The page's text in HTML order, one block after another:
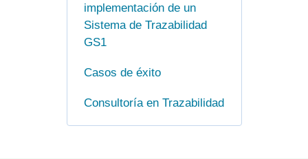
implementación de un
Sistema de Trazabilidad
GS1
Casos de éxito
Consultoría en Trazabilidad